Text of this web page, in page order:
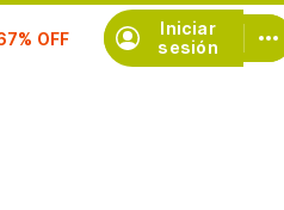
Iniciar
sesión